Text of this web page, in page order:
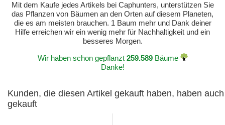
Mit dem Kaufe jedes Artikels bei Caphunters, unterstützen Sie
das Pflanzen von Bäumen an den Orten auf diesem Planeten,
die es am meisten brauchen. 1 Baum mehr und Dank deiner
Hilfe erreichen wir ein wenig mehr für Nachhaltigkeit und ein
besseres Morgen.
Wir haben schon gepflanzt 259.589Bäume
Danke!
Kunden, die diesen Artikel gekauft haben, haben auch
gekauft